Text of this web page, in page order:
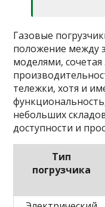
Газовые
положение между
моделями,
тележки, хотя и
небольших
доступности и
Тип
погрузчика